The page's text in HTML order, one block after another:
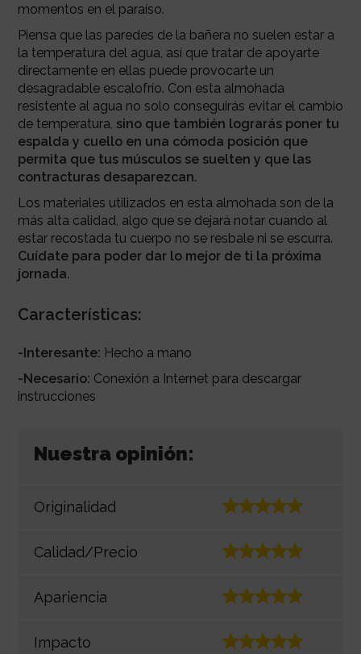
momentos en el paraíso.
Piensa que las paredes de la bañera no suelen estar a
la temperatura del agua, así que tratar de apoyarte
directamente en ellas puede provocarte un
desagradable escalofrío. Con esta almohada
resistente al agua no solo conseguirás evitar el cambio
de temperatura, sino que también lograrás poner tu
espalda y cuello en una cómoda posición que
permita que tus músculos se suelten y que las
contracturas desaparezcan.
Los materiales utilizados en esta almohada son de la
más alta calidad, algo que se dejará notar cuando al
estar recostada tu cuerpo no se resbale ni se escurra.
Cuídate para poder dar lo mejor de ti la próxima
jornada.
Características:
-Interesante: Hecho a mano
-Necesario: Conexión a Internet para descargar
instrucciones
Nuestra opinión:
Originalidad
Calidad/Precio
Apariencia
Impacto